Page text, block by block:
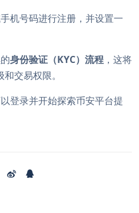
机号码进行注册，并设置一
身份验证（KYC）流程 ，这将
交易权限。
登录并开始探索币安平台提